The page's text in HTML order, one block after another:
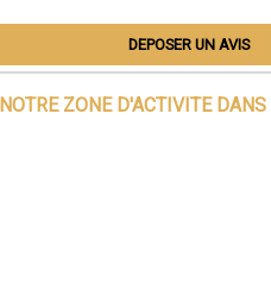
DEPOSER UN AVIS
NOTRE ZONE D'ACTIVITE DANS